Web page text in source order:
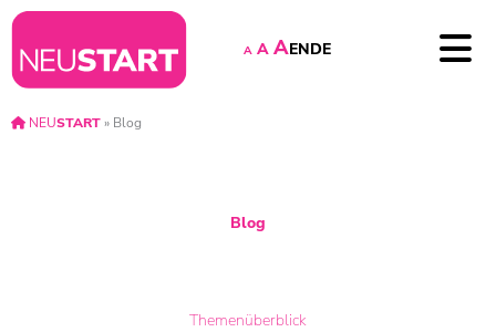
A A AENDE
NEUSTART» Blog
Blog
Themenüberblick